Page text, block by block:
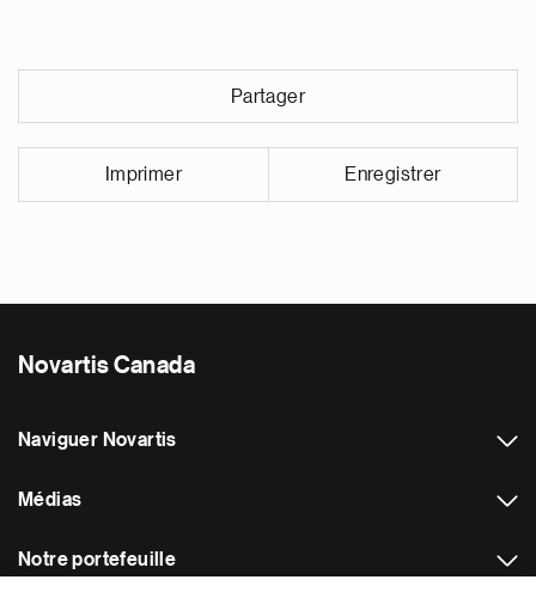
Partager
Imprimer Enregistrer
Novartis Canada
Naviguer Novartis
Médias
Notre portefeuille